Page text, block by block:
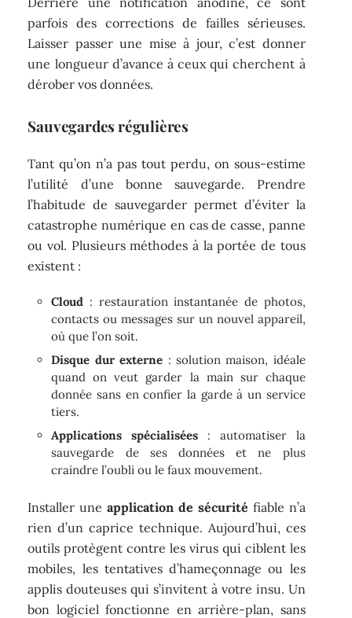
parfois des corrections de failles sérieuses.
Laisser passer une mise à jour, c’est donner
une longueur d’avance à ceux qui cherchent à
dérober vos données.
Sauvegardes régulières
Tant qu’on n’a pas tout perdu, on sous-estime
l’utilité d’une bonne sauvegarde. Prendre
l’habitude de sauvegarder permet d’éviter la
catastrophe numérique en cas de casse, panne
ou vol. Plusieurs méthodes à la portée de tous
existent :
Cloud : restauration instantanée de photos,
contacts ou messages sur un nouvel appareil,
où que l’on soit.
Disque dur externe : solution maison, idéale
quand on veut garder la main sur chaque
donnée sans en confier la garde à un service
tiers.
Applications spécialisées : automatiser la
sauvegarde de ses données et ne plus
craindre l’oubli ou le faux mouvement.
Installer uneapplication de sécurité fiable n’a
rien d’un caprice technique. Aujourd’hui, ces
outils protègent contre les virus qui ciblent les
mobiles, les tentatives d’hameçonnage ou les
applis douteuses qui s’invitent à votre insu. Un
bon logiciel fonctionne en arrière-plan, sans